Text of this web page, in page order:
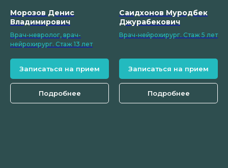
Морозов Денис
Владимирович
Врач-невролог, врач-
нейрохирург. Стаж 13 лет
Записаться на прием
Подробнее
Саидхонов Муродбек
Джурабекович
Врач-нейрохирург. Стаж 5 лет
Записаться на прием
Подробнее